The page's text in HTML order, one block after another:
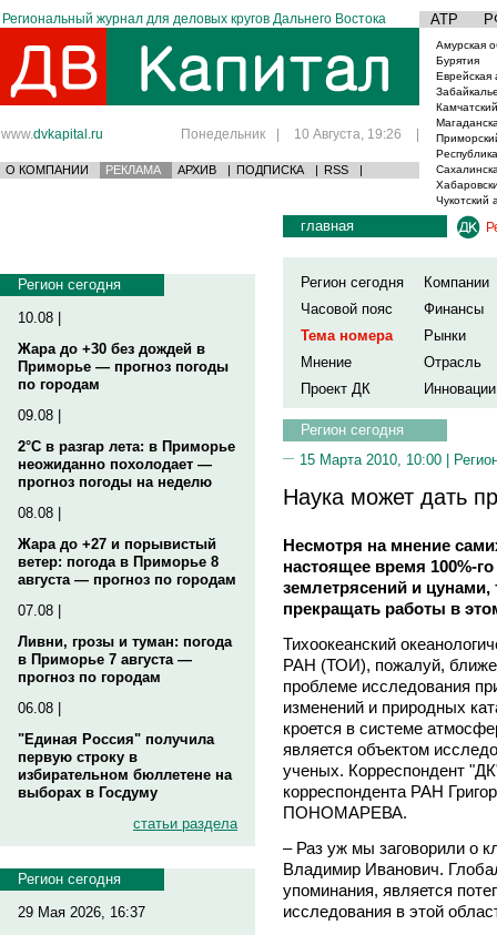
Региональный журнал для деловых кругов Дальнего Востока АТР
www.dvkapital.ru Понедельник | 10 Августа, 19:26 |
О КОМПАНИИ РЕКЛАМА АРХИВ | ПОДПИСКА | RSS |
Амурская
Бурятия
Еврейская
Чукотский
Регион сегодня
10.08 |
Жара до +30 без дождей в
Приморье — прогноз погоды
по городам
09.08 |
2°C в разгар лета: в Приморье
неожиданно похолодает —
прогноз погоды на неделю
08.08 |
Жара до +27 и порывистый
ветер: погода в Приморье 8
августа — прогноз по городам
07.08 |
Ливни, грозы и туман: погода
в Приморье 7 августа —
прогноз по городам
06.08 |
"Единая Россия" получила
первую строку в
избирательном бюллетене на
выборах в Госдуму
статьи раздела
Регион сегодня
29 Мая 2026, 16:37
главная
Регион сегодня
Компании
Часовой пояс
Финансы
Тема номера
Рынки
Мнение
Отрасль
Проект ДК
Инновации
Регион сегодня
15 Марта 2010, 10:00 |
Наука может дать
Несмотря на мнение
настоящее время 100%-
землетрясений и
прекращать работы в
Тихоокеанский
РАН (ТОИ), пожалуй, ближе
проблеме исследования
изменений и природных
кроется в системе
является объектом
ученых. Корреспондент
корреспондента РАН
ПОНОМАРЕВА.
– Раз уж мы заговорили о
Владимир Иванович.
упоминания, является
исследования в этой